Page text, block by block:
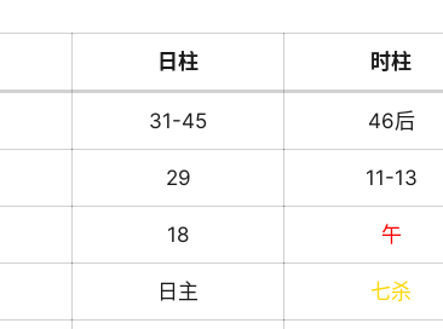
日柱 时柱
31-45 46后
29 11-13
18 午
日主 七杀